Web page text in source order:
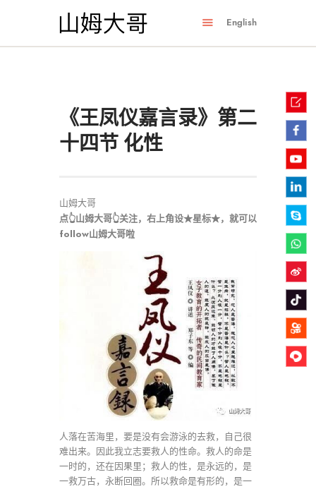
English
《王凤仪嘉言录》第二
十四节 化性
山姆大哥
点👆山姆大哥👆关注，右上角设★星标★，就可以
follow山姆大哥啦
人落在苦海里，要是没有会游泳的去救，自己很
难出来。因此我立志要救人的性命。救人的命是
一时的，还在因果里；救人的性，是永远的，是
一救万古，永断回圈。所以救命是有形的，是一